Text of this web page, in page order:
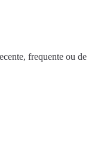
frequente ou de